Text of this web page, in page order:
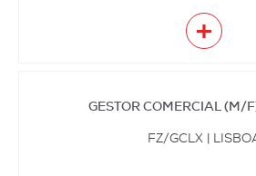
+
GESTOR COMERCIAL (M/
FZ/GCLX |